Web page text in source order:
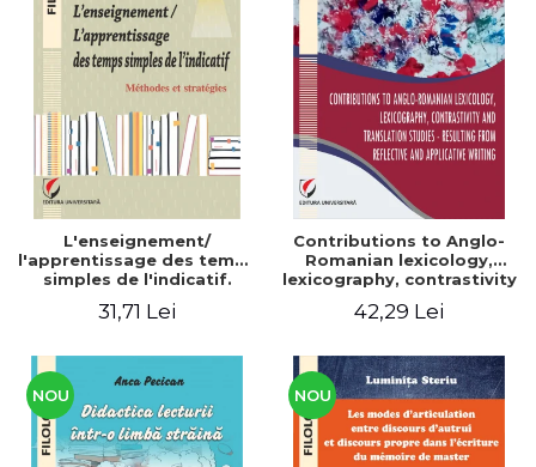
L'enseignement/
l'apprentissage des temps
simples de l'indicatif.
31,71 Lei
Contributions to Anglo-
Romanian lexicology,
lexicography, contrastivity
Resulting from reflective
42,29 Lei
NOU NOU